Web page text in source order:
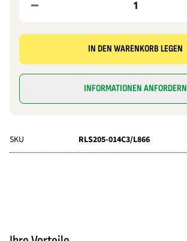
IN DEN WARENKORB LEGEN
INFORMATIONEN ANFORDERN
SKU RLS205-014C3/L866